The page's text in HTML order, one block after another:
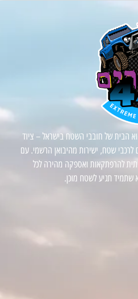
הבית של חובבי השטח בישראל – ציוד
לרכבי שטח, ישירות מהיבואן הרשמי. עם
להרפתקאות ואספקה מהירה לכל
שתמיד תגיע לשטח מוכן.